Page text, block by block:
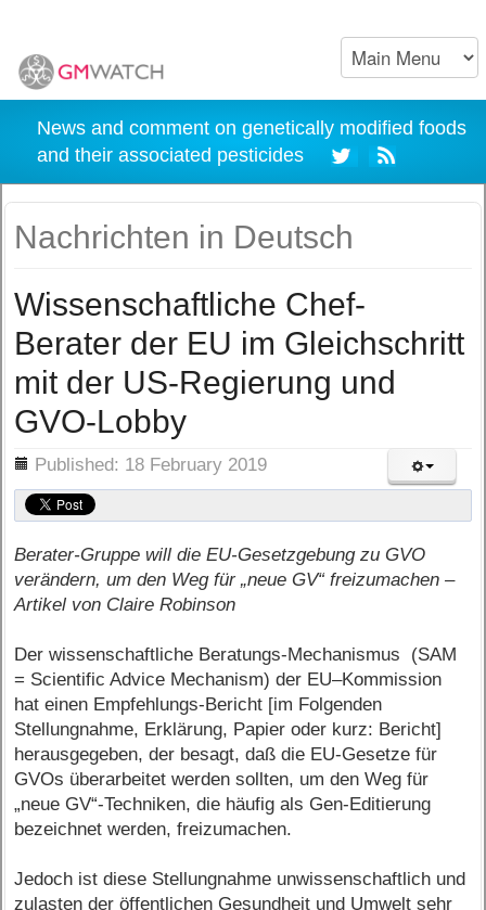
News and comment on genetically modified foods
and their associated pesticides
Nachrichten in Deutsch
Wissenschaftliche Chef-
Berater der EU im Gleichschritt
mit der US-Regierung und
GVO-Lobby
Published: 18 February 2019
Berater-Gruppe will die EU-Gesetzgebung zu GVO
verändern, um den Weg für „neue GV“ freizumachen –
Artikel von Claire Robinson
Der wissenschaftliche Beratungs-Mechanismus (SAM
= Scientific Advice Mechanism) der EU–Kommission
hat einen Empfehlungs-Bericht [im Folgenden
Stellungnahme, Erklärung, Papier oder kurz: Bericht]
herausgegeben, der besagt, daß die EU-Gesetze für
GVOs überarbeitet werden sollten, um den Weg für
„neue GV“-Techniken, die häufig als Gen-Editierung
bezeichnet werden, freizumachen.
Jedoch ist diese Stellungnahme unwissenschaftlich und
zulasten der öffentlichen Gesundheit und Umwelt sehr